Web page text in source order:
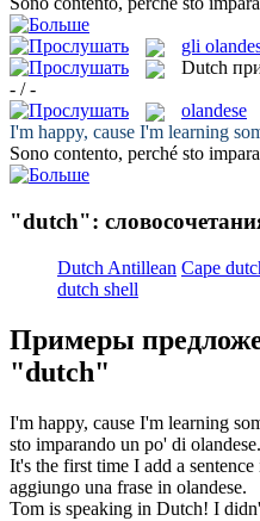
gli
Dutch
- / -
olandese
I'm happy, cause I'm learning
Sono contento, perché sto
"dutch":
Dutch Antillean Cape
dutch shell
Примеры
"dutch"
I'm happy, cause I'm learning
sto imparando un po' di olandese.
It's the first time I add a sentence
aggiungo una frase in olandese.
Tom is speaking in Dutch! I